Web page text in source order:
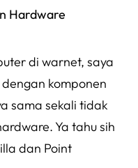
Hardware
di warnet, saya
komponen
sama sekali tidak
Ya tahu sih
dan Point